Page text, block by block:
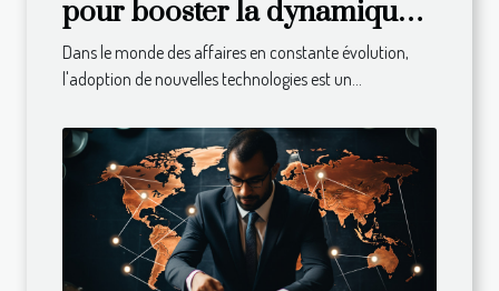
pour booster la dynamique
de votre entreprise
Dans le monde des affaires en constante évolution,
l'adoption de nouvelles technologies est un...